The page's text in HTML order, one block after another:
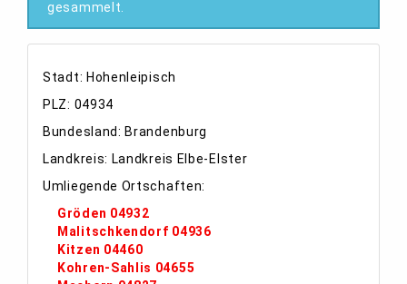
gesammelt.
Stadt: Hohenleipisch
PLZ: 04934
Bundesland: Brandenburg
Landkreis: Landkreis Elbe-Elster
Umliegende Ortschaften:
Gröden 04932
Malitschkendorf 04936
Kitzen 04460
Kohren-Sahlis 04655